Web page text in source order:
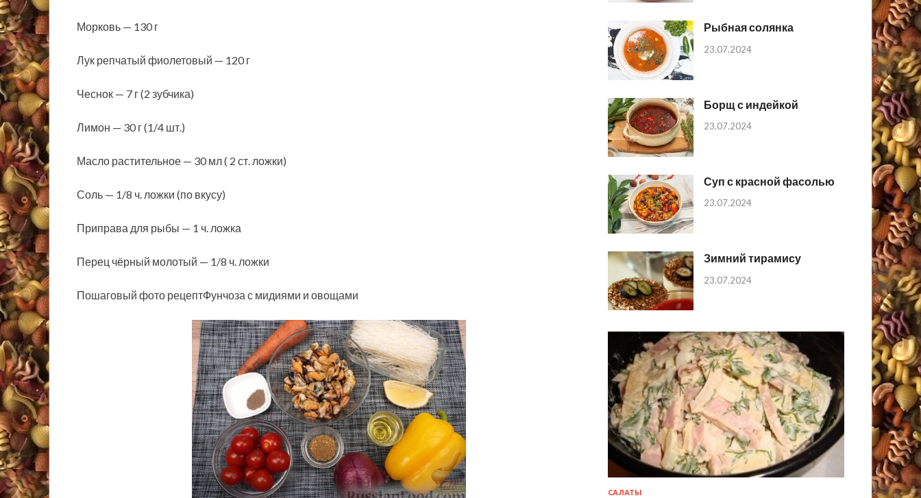
Морковь — 130 г
Лук репчатый фиолетовый — 120 г
Чеснок — 7 г (2 зубчика)
Лимон — 30 г (1/4 шт.)
Масло растительное — 30 мл ( 2 ст. ложки)
Соль — 1/8 ч. ложки (по вкусу)
Приправа для рыбы — 1 ч. ложка
Перец чёрный молотый — 1/8 ч. ложки
Пошаговый фото рецептФунчоза с мидиями и овощами
Рыбная солянка
23.07.2024
Борщ с индейкой
23.07.2024
Суп с красной фасолью
23.07.2024
Зимний тирамису
23.07.2024
САЛАТЫ